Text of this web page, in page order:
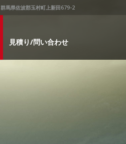
群馬県佐波郡玉村町上新田679-2
見積り/問い合わせ